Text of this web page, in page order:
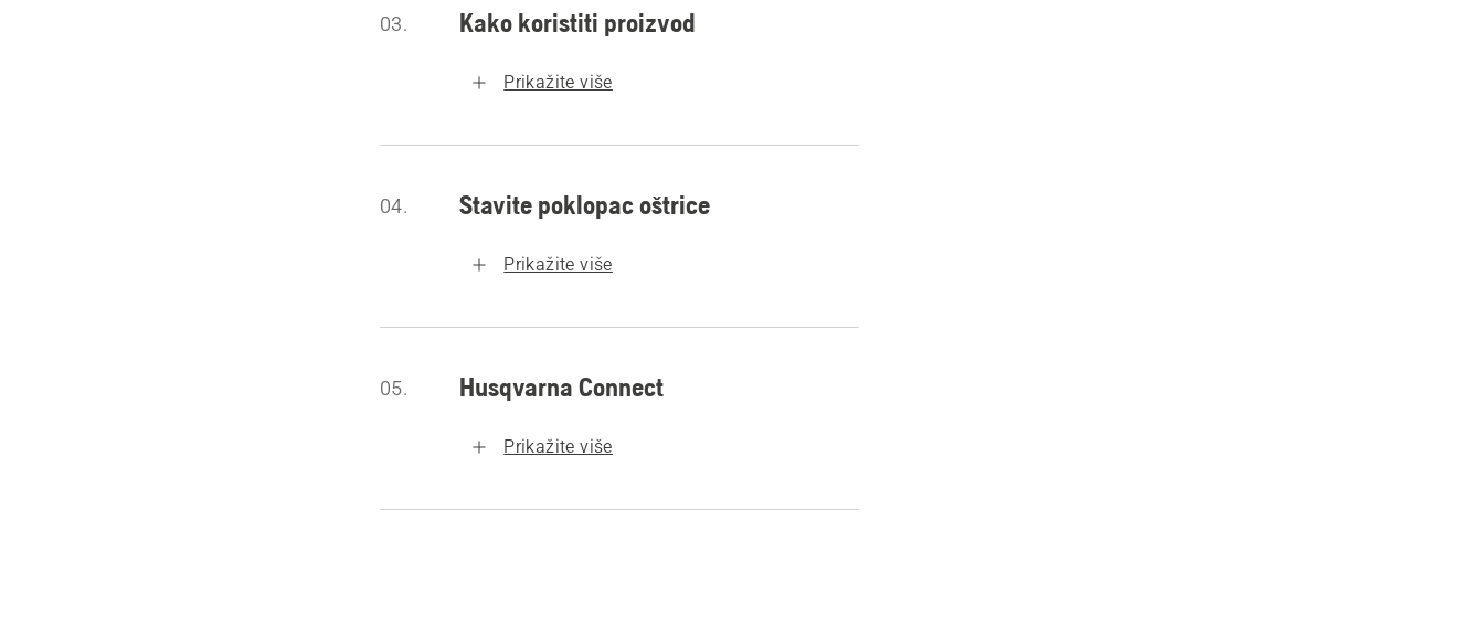
03. Kako koristiti proizvod
Prikažite više
04. Stavite poklopac oštrice
Prikažite više
05. Husqvarna Connect
Prikažite više